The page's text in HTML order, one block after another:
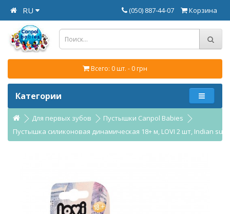
RU Корзина
(050) 887-44-07
Всего: 0 шт. - 0 грн
Категории
Для первых зубов
Пустышки Canpol Babies
Пустышка силиконовая динамическая 18+ м, LOVI 2 шт, Indian